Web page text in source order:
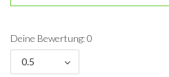
Deine Bewertung: 0
0.5